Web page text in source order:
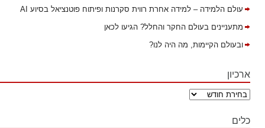
עולם הלמידה – למידה אחרת רווית סקרנות ופיתוח פוטנציאל בסיוע AI
מתעניינים בעולם החקר והחלל? הגיעו לכאן
ובעולם הקיימות, מה היה לנו?
ארכיון
כלים